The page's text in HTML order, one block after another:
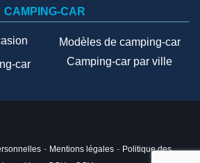
CAMPING-CAR
car
Modèles de camping-car
Camping-car par ville
- Mentions légales - Politique des